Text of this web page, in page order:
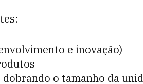
e inovação)
o tamanho da